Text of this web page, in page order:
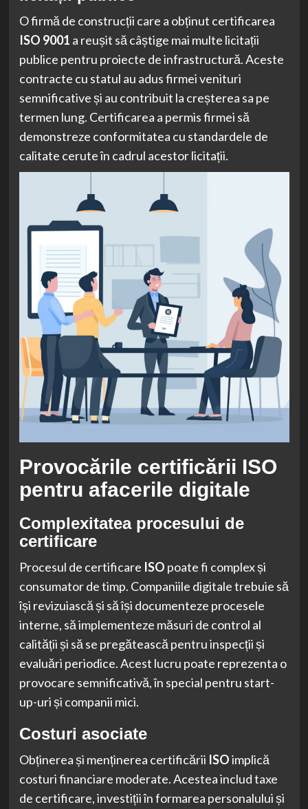
O firmă de construcții care a obținut certificarea
ISO 9001 a reușit să câștige mai multe licitații
publice pentru proiecte de infrastructură. Aceste
contracte cu statul au adus firmei venituri
semnificative și au contribuit la creșterea sa pe
termen lung. Certificarea a permis firmei să
demonstreze conformitatea cu standardele de
calitate cerute în cadrul acestor licitații.
Provocările certificării ISO
pentru afacerile digitale
Complexitatea procesului de
certificare
Procesul de certificare ISO poate fi complex și
consumator de timp. Companiile digitale trebuie să
își revizuiască și să își documenteze procesele
interne, să implementeze măsuri de control al
calității și să se pregătească pentru inspecții și
evaluări periodice. Acest lucru poate reprezenta o
provocare semnificativă, în special pentru start-
up-uri și companii mici.
Costuri asociate
Obținerea și menținerea certificării ISOimplică
costuri financiare moderate. Acestea includ taxe
de certificare, investiții în formarea personalului și